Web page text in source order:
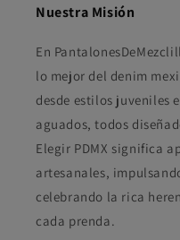
Nuestra Misión
En
lo mejor del denim
desde estilos juveniles
aguados, todos
Elegir PDMX significa
artesanales,
celebrando la rica
cada prenda.